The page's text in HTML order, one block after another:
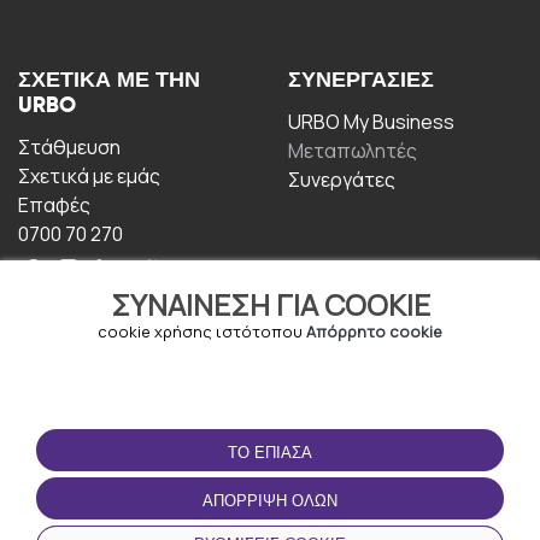
ΣΥΝΑΊΝΕΣΗ ΓΙΑ COOKIE
cookie χρήσης ιστότοπου Απόρρητο cookie
ΤΟ ΈΠΙΑΣΑ
ΑΠΌΡΡΙΨΗ ΌΛΩΝ
ΣΧΕΤΙΚΆ ΜΕ ΤΗΝ
URBO
Στάθμευση
Σχετικά με εμάς
Επαφές
0700 70 270
ΣΥΝΕΡΓΑΣΊΕΣ
URBO My Business
Μεταπωλητές
Συνεργάτες
ΟΡΟΙ ΧΡΉΣΗΣ
Οροι και Προϋποθέσεις
Πολιτική απορρήτου
ΚΑΤΕΒΆΣΤΕ ΤΗΝ
ΕΦΑΡΜΟΓΉ